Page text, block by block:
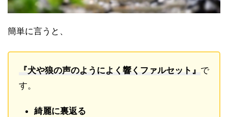
簡単に言うと、
『犬や狼の声のようによく響くファルセット』 で
す。
綺麗に裏返る